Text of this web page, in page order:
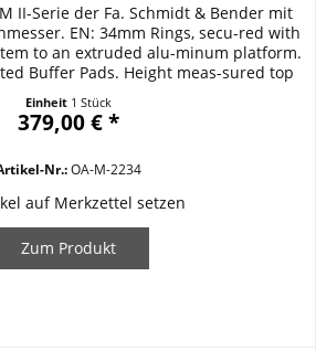
II-Serie der Fa. Schmidt & Bender mit
EN: 34mm Rings, secu-red with
to an extruded alu-minum platform.
Buffer Pads. Height meas-sured top
Oberkante Schiene/Unterkante
Ring: Ring 17,5mm...
Einheit 1 Stück
379,00 € *
Nr.:OA-M-2234
auf Merkzettel setzen
Zum Produkt